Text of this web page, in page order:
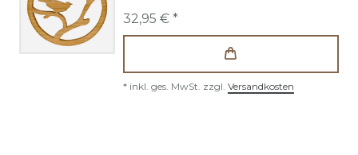
32,95 € *
* inkl. ges. MwSt. zzgl. Versandkosten